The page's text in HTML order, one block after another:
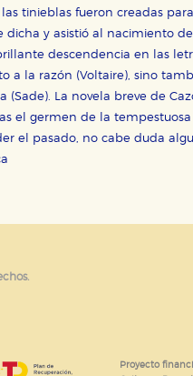
tinieblas fueron creadas
y asistió al nacimiento
descendencia en las
a la razón (Voltaire), sino
La novela breve de
el germen de la
el pasado, no cabe duda
Proyecto
cookies